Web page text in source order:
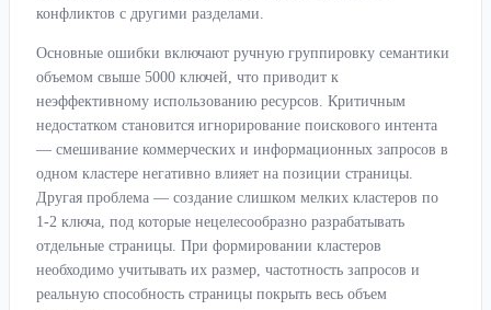
конфликтов с другими разделами.
Основные ошибки включают ручную группировку семантики
объемом свыше 5000 ключей, что приводит к
неэффективному использованию ресурсов. Критичным
недостатком становится игнорирование поискового интента
— смешивание коммерческих и информационных запросов в
одном кластере негативно влияет на позиции страницы.
Другая проблема — создание слишком мелких кластеров по
1-2 ключа, под которые нецелесообразно разрабатывать
отдельные страницы. При формировании кластеров
необходимо учитывать их размер, частотность запросов и
реальную способность страницы покрыть весь объем